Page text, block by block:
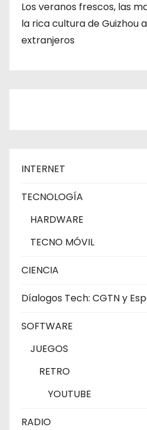
Los veranos frescos, las
la rica cultura de Guizhou
extranjeros
INTERNET
TECNOLOGÍA
HARDWARE
TECNO MÓVIL
CIENCIA
Díalogos Tech: CGTN y
SOFTWARE
JUEGOS
RETRO
YOUTUBE
RADIO